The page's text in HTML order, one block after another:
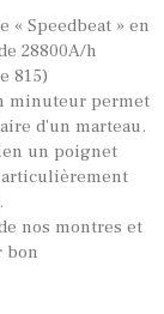
« Speedbeat » en
28800A/h
815)
minuteur permet
d’un marteau.
un poignet
nos montres et
bon